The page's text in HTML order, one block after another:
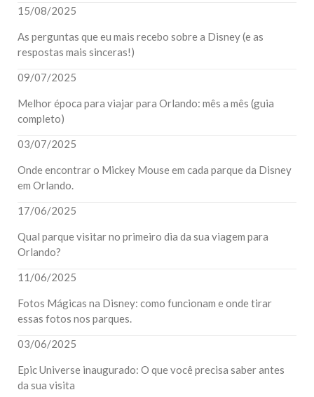
15/08/2025
As perguntas que eu mais recebo sobre a Disney (e as
respostas mais sinceras!)
09/07/2025
Melhor época para viajar para Orlando: mês a mês (guia
completo)
03/07/2025
Onde encontrar o Mickey Mouse em cada parque da Disney
em Orlando.
17/06/2025
Qual parque visitar no primeiro dia da sua viagem para
Orlando?
11/06/2025
Fotos Mágicas na Disney: como funcionam e onde tirar
essas fotos nos parques.
03/06/2025
Epic Universe inaugurado: O que você precisa saber antes
da sua visita